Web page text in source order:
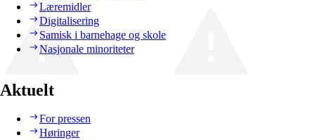
Læremidler
Digitalisering
Samisk i barnehage og skole
Nasjonale minoriteter
Aktuelt
For pressen
Høringer